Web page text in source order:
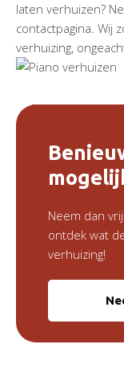
laten verhuizen?
contactpagina. Wij
verhuizing,
Neem dan
ontdek wat
verhuizing!